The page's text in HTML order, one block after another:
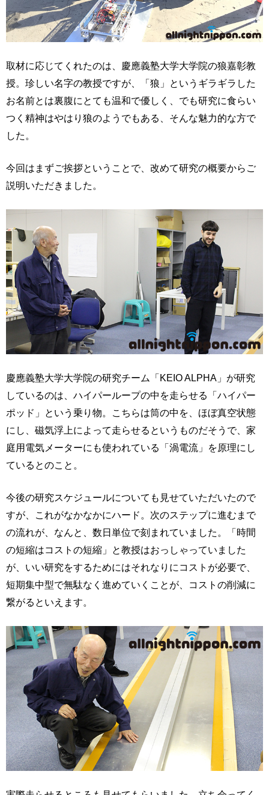
取材に応じてくれたのは、慶應義塾大学大学院の狼嘉彰教
授。珍しい名字の教授ですが、「狼」というギラギラした
お名前とは裏腹にとても温和で優しく、でも研究に食らい
つく精神はやはり狼のようでもある、そんな魅力的な方で
した。
今回はまずご挨拶ということで、改めて研究の概要からご
説明いただきました。
慶應義塾大学大学院の研究チーム「KEIO ALPHA」が研究
しているのは、ハイパーループの中を走らせる「ハイパー
ポッド」という乗り物。こちらは筒の中を、ほぼ真空状態
にし、磁気浮上によって走らせるというものだそうで、家
庭用電気メーターにも使われている「渦電流」を原理にし
ているとのこと。
今後の研究スケジュールについても見せていただいたので
すが、これがなかなかにハード。次のステップに進むまで
の流れが、なんと、数日単位で刻まれていました。「時間
の短縮はコストの短縮」と教授はおっしゃっていました
が、いい研究をするためにはそれなりにコストが必要で、
短期集中型で無駄なく進めていくことが、コストの削減に
繋がるといえます。